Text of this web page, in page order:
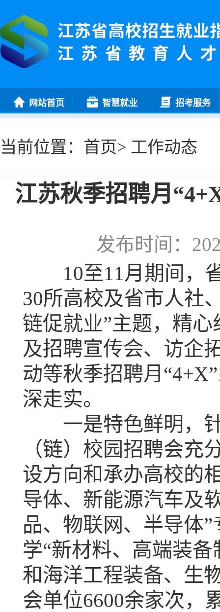
网站首页 智慧就业 招考服务
当前位置： 首页> 工作动态
江苏秋季招聘月
发布时间：
10至11月期间，省
30所高校及省市人社
链促就业”主题，精
及招聘宣传会、访企
动等秋季招聘月
深走实。
一是特色鲜明，针
（链）校园招聘会充
设方向和承办高校的
导体、新能源汽车及
品、物联网、半导体
学“新材料、高端装
和海洋工程装备、生
会单位6600余家次，